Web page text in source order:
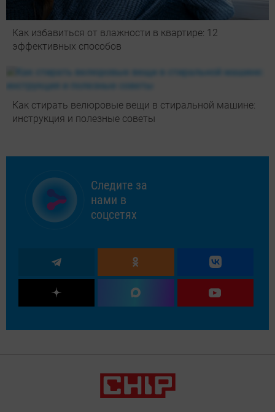
Как избавиться от влажности в квартире: 12
эффективных способов
Как стирать велюровые вещи в стиральной машине:
инструкция и полезные советы
Следите за
нами в
соцсетях